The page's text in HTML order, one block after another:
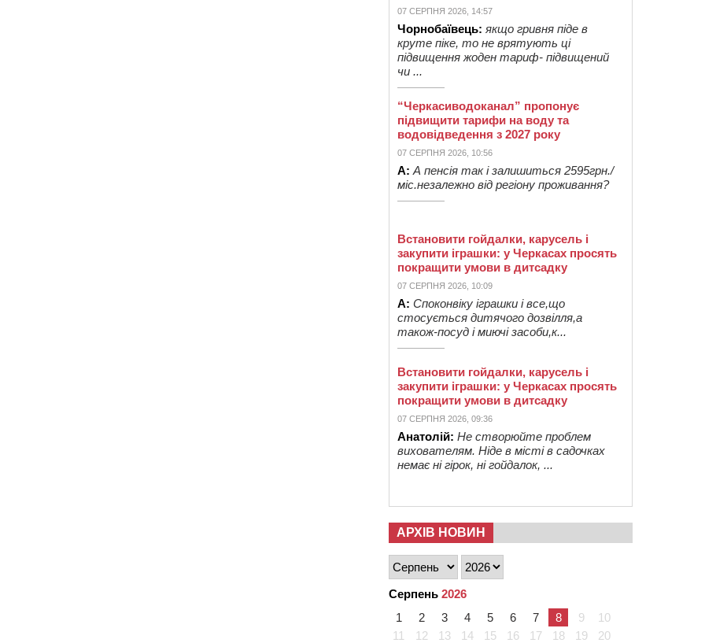
07 СЕРПНЯ 2026, 14:57
Чорнобаївець: якщо гривня піде в
круте піке, то не врятують ці
підвищення жоден тариф- підвищений
чи ...
“Черкасиводоканал” пропонує
підвищити тарифи на воду та
водовідведення з 2027 року
07 СЕРПНЯ 2026, 10:56
А: А пенсія так і залишиться 2595грн./
міс.незалежно від регіону проживання?
Встановити гойдалки, карусель і
закупити іграшки: у Черкасах просять
покращити умови в дитсадку
07 СЕРПНЯ 2026, 10:09
А: Споконвіку іграшки і все,що
стосується дитячого дозвілля,а
також-посуд і миючі засоби,к...
Встановити гойдалки, карусель і
закупити іграшки: у Черкасах просять
покращити умови в дитсадку
07 СЕРПНЯ 2026, 09:36
Анатолій: Не створюйте проблем
вихователям. Ніде в місті в садочках
немає ні гірок, ні гойдалок, ...
АРХІВ НОВИН
Серпень 2026
1
2 3 4 5 6 7 8 9
10
11
12 13 14 15 16 17 18 19 20